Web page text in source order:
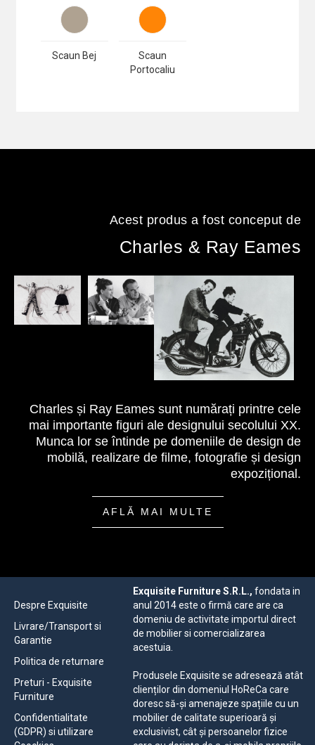
Scaun Bej
Scaun
Portocaliu
Acest produs a fost conceput de
Charles & Ray Eames
Charles și Ray Eames sunt numărați printre cele
mai importante figuri ale designului secolului XX.
Munca lor se întinde pe domeniile de design de
mobilă, realizare de filme, fotografie și design
expozițional.
AFLĂ MAI MULTE
Despre Exquisite
Livrare/Transport si
Garantie
Politica de returnare
Preturi - Exquisite
Furniture
Confidentialitate
(GDPR) si utilizare
Exquisite Furniture S.R.L.,fondata in
anul 2014 este o firmă care are ca
domeniu de activitate importul direct
de mobilier si comercializarea
acestuia.
Produsele Exquisite se adresează atât
clienților din domeniul HoReCa care
doresc să-și amenajeze spațiile cu un
mobilier de calitate superioară și
exclusivist, cât și persoanelor fizice